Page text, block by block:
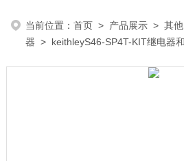
当前位置：首页 > 产品展示 >其
器 > keithleyS46-SP4T-KIT继电器